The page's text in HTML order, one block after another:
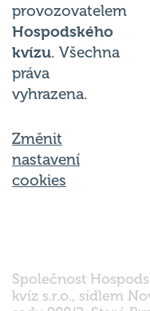
provozovatelem
Hospodského
kvízu. Všechna
práva
vyhrazena.
Změnit
nastavení
cookies
Společnost
kvíz s.r.o., sídlem